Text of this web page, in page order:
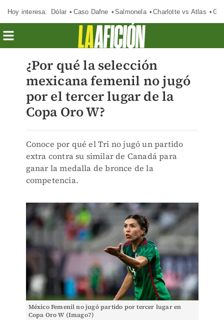
Hoy interesa: Dólar Caso Dafne Salmonela Charlotte vs Atlas
¿Por qué la selección
mexicana femenil no jugó
por el tercer lugar de la
Copa Oro W?
Conoce por qué el Tri no jugó un partido
extra contra su similar de Canadá para
ganar la medalla de bronce de la
competencia.
México Femenil no jugó partido por tercer lugar en
Copa Oro W (Imago7)